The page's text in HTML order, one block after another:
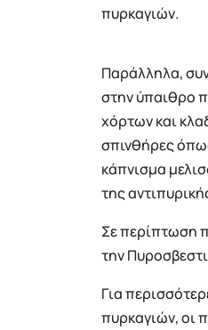
πυρκαγιών.
Παράλληλα,
στην ύπαιθρο
χόρτων και
σπινθήρες
κάπνισμα
της
Σε περίπτωση
την
Για
πυρκαγιών, οι